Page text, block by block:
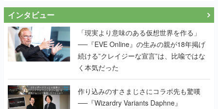
インタビュー
「現実より意味のある仮想世界を作る」
──『EVE Online』の生みの親が18年掲げ
続ける”クレイジーな宣言”は、比喩ではな
く本気だった
作り込みのすさまじさにコラボ先も驚嘆
──『Wizardry Variants Daphne』